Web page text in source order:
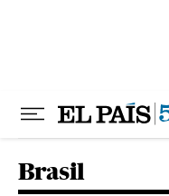
Brasil